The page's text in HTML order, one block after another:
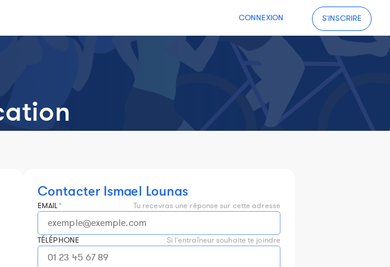
CONNEXION S'INSCRIRE
Contacter Ismael Lounas
EMAIL* Tu recevras une réponse sur cette adresse
TÉLÉPHONE Si l'entraîneur souhaite te joindre